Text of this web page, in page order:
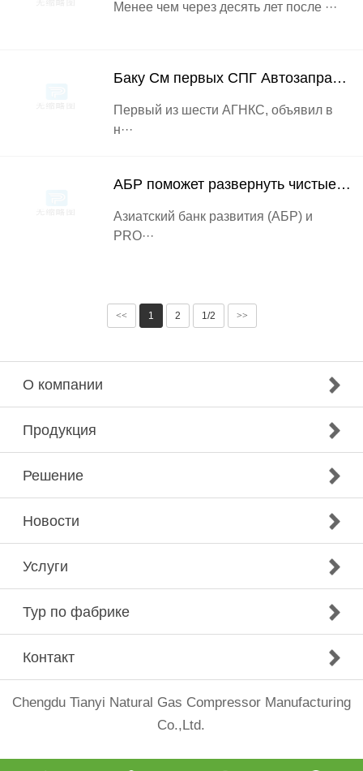
Менее чем через десять лет после ···
Баку См первых СПГ Автозаправочна
Первый из шести АГНКС, объявил в
н···
АБР поможет развернуть чистые топ
Азиатский банк развития (АБР) и
PRO···
<< 1 2 1/2 >>
О компании
Продукция
Решение
Новости
Услуги
Тур по фабрике
Контакт
Chengdu Tianyi Natural Gas Compressor Manufacturing
Co.,Ltd.